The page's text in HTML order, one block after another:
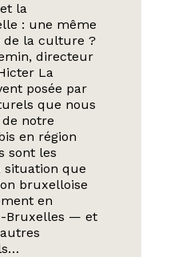
la
: une même
de la culture ?
directeur
La
posée par
que nous
notre
en région
sont les
situation que
bruxelloise
en
Bruxelles — et